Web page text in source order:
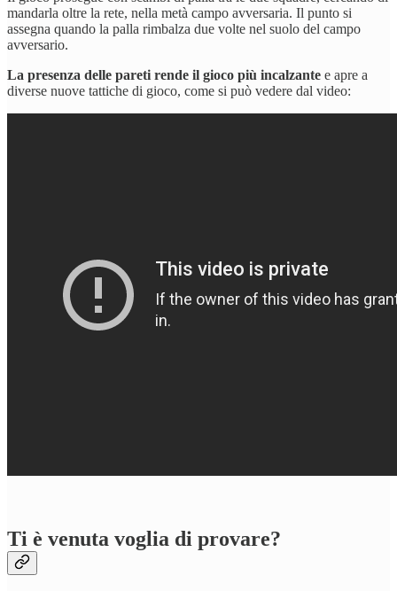
mandarla oltre la rete, nella metà campo avversaria. Il punto si
assegna quando la palla rimbalza due volte nel suolo del campo
avversario.
La presenza delle pareti rende il gioco più incalzante e apre a
diverse nuove tattiche di gioco, come si può vedere dal video:
Ti è venuta voglia di provare?